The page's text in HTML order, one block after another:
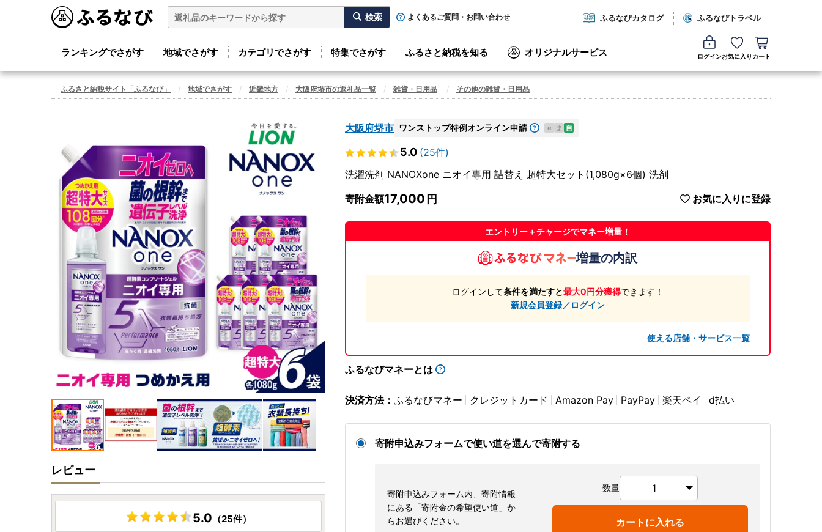
よくあるご質問・お問い合わせ ふるなびカタログ ふるなびトラベル
ランキングでさがす 地域でさがす カテゴリでさがす 特集でさがす ふるさと納税を知る オリジナルサービス ログインお気に入り カート
ふるさと納税サイト「ふるなび」 地域でさがす 近畿地方 大阪府堺市の返礼品一覧 雑貨・日用品 その他の雑貨・日用品
大阪府堺市 ワンストップ特例オンライン申請 e ま 自
5.0 (25件)
洗濯洗剤 NANOXone ニオイ専用 詰替え 超特大セット(1,080g×6個) 洗剤
寄附金額17,000 お気に入りに登録
エントリー＋チャージでマネー増量！
増量の内訳
ログインして条件を満たすと最大0円分獲得できます！
新規会員登録／ログイン
使える店舗・サービス一覧
ふるなびマネーとは
決済方法： ふるなびマネー クレジットカード Amazon Pay PayPay 楽天ペイ d払い
寄附申込みフォームで使い道を選んで寄附する
寄附申込みフォーム内、寄附情報
にある「寄附金の希望使い道」か
らお選びください。
数量
カートに入れる
レビュー
5.0 （25件）